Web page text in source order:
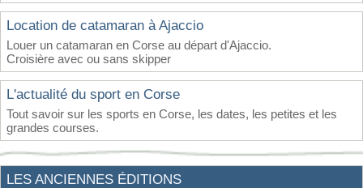
Location de catamaran à Ajaccio
Louer un catamaran en Corse au départ d'Ajaccio.
Croisière avec ou sans skipper
L'actualité du sport en Corse
Tout savoir sur les sports en Corse, les dates, les petites et les
grandes courses.
LES ANCIENNES ÉDITIONS